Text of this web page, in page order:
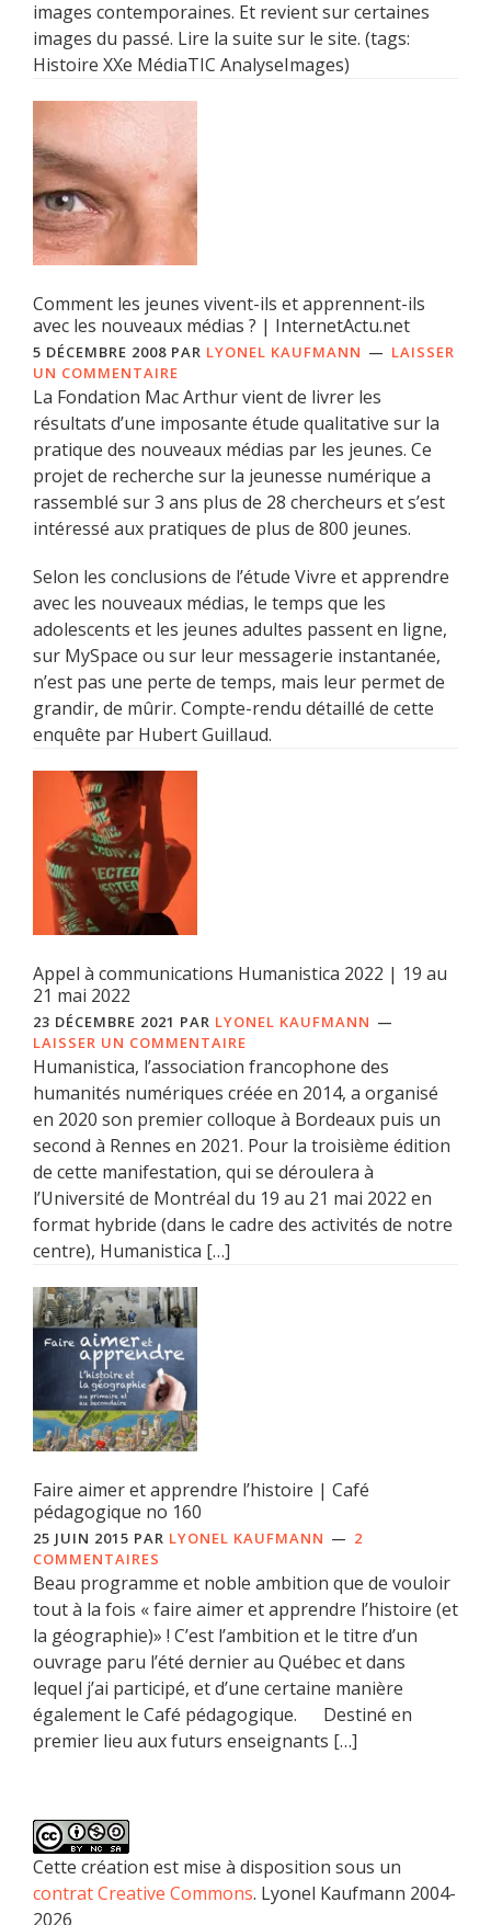
images contemporaines. Et revient sur certaines
images du passé. Lire la suite sur le site. (tags:
Histoire XXe MédiaTIC AnalyseImages)
Comment les jeunes vivent-ils et apprennent-ils
avec les nouveaux médias ? | InternetActu.net
5 DÉCEMBRE 2008 PAR LYONEL KAUFMANN
LAISSER
UN COMMENTAIRE
La Fondation Mac Arthur vient de livrer les
résultats d’une imposante étude qualitative sur la
pratique des nouveaux médias par les jeunes. Ce
projet de recherche sur la jeunesse numérique a
rassemblé sur 3 ans plus de 28 chercheurs et s’est
intéressé aux pratiques de plus de 800 jeunes.
Selon les conclusions de l’étude Vivre et apprendre
avec les nouveaux médias, le temps que les
adolescents et les jeunes adultes passent en ligne,
sur MySpace ou sur leur messagerie instantanée,
n’est pas une perte de temps, mais leur permet de
grandir, de mûrir. Compte-rendu détaillé de cette
enquête par Hubert Guillaud.
Appel à communications Humanistica 2022 | 19 au
21 mai 2022
23 DÉCEMBRE 2021 PAR LYONEL KAUFMANN
LAISSER UN COMMENTAIRE
Humanistica, l’association francophone des
humanités numériques créée en 2014, a organisé
en 2020 son premier colloque à Bordeaux puis un
second à Rennes en 2021. Pour la troisième édition
de cette manifestation, qui se déroulera à
l’Université de Montréal du 19 au 21 mai 2022 en
format hybride (dans le cadre des activités de notre
centre), Humanistica […]
Faire aimer et apprendre l’histoire | Café
pédagogique no 160
25 JUIN 2015 PAR LYONEL KAUFMANN
2
COMMENTAIRES
Beau programme et noble ambition que de vouloir
tout à la fois « faire aimer et apprendre l’histoire (et
la géographie)» ! C’est l’ambition et le titre d’un
ouvrage paru l’été dernier au Québec et dans
lequel j’ai participé, et d’une certaine manière
également le Café pédagogique. Destiné en
premier lieu aux futurs enseignants […]
Cette création est mise à disposition sous un
contrat Creative Commons. Lyonel Kaufmann 2004-
2026